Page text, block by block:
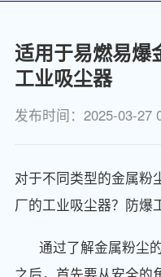
适用于易燃易爆
工业吸尘器
发布时间：2025-03-27
对于不同类型的金属粉
厂的工业吸尘器？防爆
通过了解金属粉尘